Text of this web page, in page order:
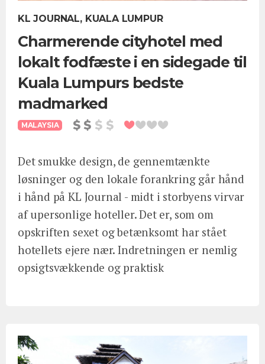
KL JOURNAL, KUALA LUMPUR
Charmerende cityhotel med
lokalt fodfæste i en sidegade til
Kuala Lumpurs bedste
madmarked
MALAYSIA
Det smukke design, de gennemtænkte
løsninger og den lokale forankring går hånd
i hånd på KL Journal - midt i storbyens virvar
af upersonlige hoteller. Det er, som om
opskriften sexet og betænksomt har stået
hotellets ejere nær. Indretningen er nemlig
opsigtsvækkende og praktisk